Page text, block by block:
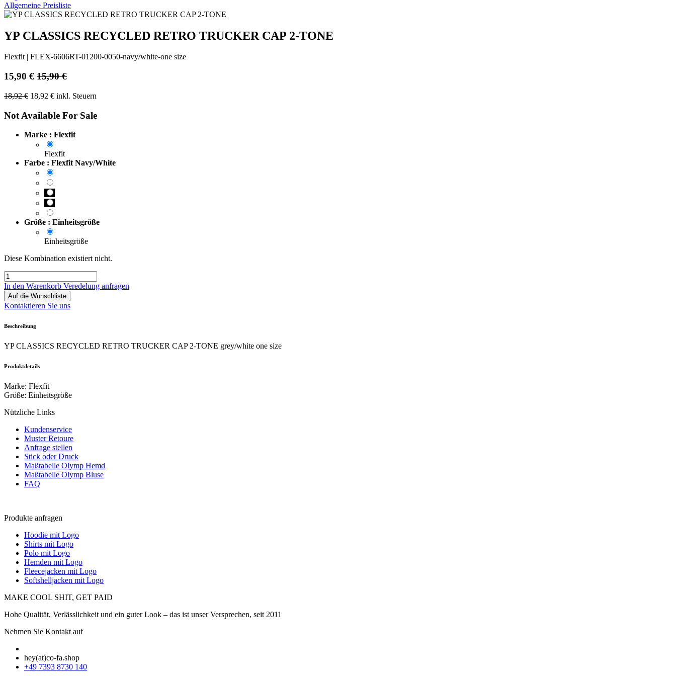
Allgemeine Preisliste
YP CLASSICS RECYCLED RETRO TRUCKER CAP 2-TONE
Flexfit| FLEX-6606RT-01200-0050-navy/white-one size
15,90 € 15,90€
18,92€ 18,92 € inkl. Steuern
Not Available For Sale
Marke : Flexfit
Flexfit
Farbe : Flexfit Navy/White
Größe : Einheitsgröße
Einheitsgröße
Diese Kombination existiert nicht.
In den Warenkorb Veredelung anfragen
Auf die Wunschliste
Kontaktieren Sie uns
Beschreibung
YP CLASSICS RECYCLED RETRO TRUCKER CAP 2-TONE grey/white one size
Produktdetails
Marke: Flexfit
Größe: Einheitsgröße
Nützliche Links
Kundenservice
Muster Retoure
Anfrage stellen
Stick oder Druck
Maßtabelle Olymp Hemd
Maßtabelle Olymp Bluse
FAQ
Produkte anfragen
Hoodie mit Logo
Shirts mit Logo
Polo mit Logo
Hemden mit Logo
Fleecejacken mit Logo
Softshelljacken mit Logo
MAKE COOL SHIT, GET PAID
Hohe Qualität, Verlässlichkeit und ein guter Look – das ist unser Versprechen, seit 2011
Nehmen Sie Kontakt auf
hey(at)co-fa.shop
+49 7393 8730 140